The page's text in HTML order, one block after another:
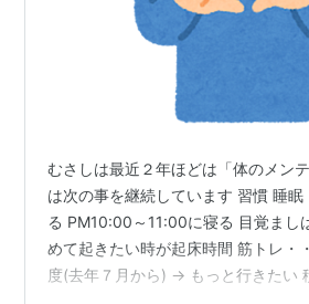
むさしは最近２年ほどは「体のメン
は次の事を継続しています 習慣 睡
る PM10:00～11:00に寝る 目覚まし
めて起きたい時が起床時間 筋トレ・
度(去年７月から) → もっと行きたい